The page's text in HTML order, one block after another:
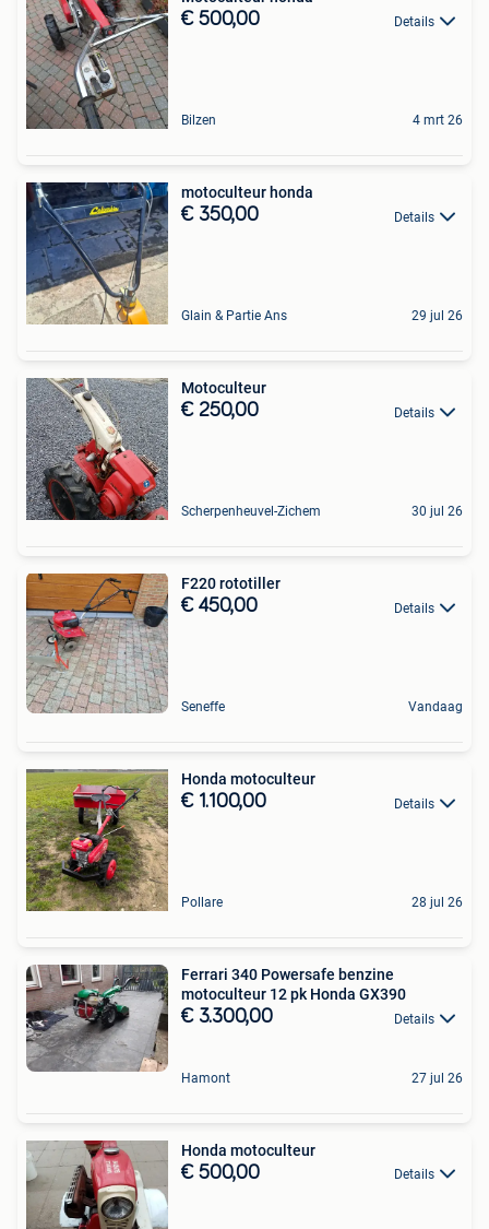
€ 500,00 Details
Bilzen 4 mrt 26
motoculteur honda
€ 350,00 Details
Glain & Partie Ans 29 jul 26
Motoculteur
€ 250,00 Details
Scherpenheuvel-Zichem 30 jul 26
F220 rototiller
€ 450,00 Details
Seneffe Vandaag
Honda motoculteur
€ 1.100,00 Details
Pollare 28 jul 26
Ferrari 340 Powersafe benzine
motoculteur 12 pk Honda GX390
€ 3.300,00 Details
Hamont 27 jul 26
Honda motoculteur
€ 500,00 Details